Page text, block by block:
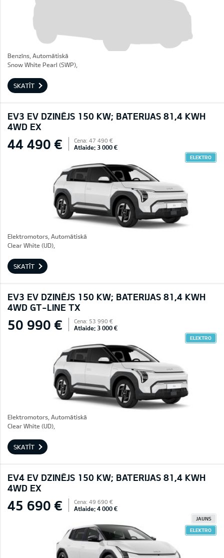
Benzīns, Automātiskā
Snow White Pearl (SWP),
SKATĪT
EV3 EV DZINĒJS 150 KW; BATERIJAS 81,4 KWH
4WD EX
44 490 € Cena: 47 490 €
Atlaide: 3 000 €
ELEKTRO
Elektromotors, Automātiskā
Clear White (UD),
SKATĪT
EV3 EV DZINĒJS 150 KW; BATERIJAS 81,4 KWH
4WD GT-LINE TX
50 990 € Cena: 53 990 €
Atlaide: 3 000 €
ELEKTRO
Elektromotors, Automātiskā
Clear White (UD),
SKATĪT
EV4 EV DZINĒJS 150 KW; BATERIJAS 81,4 KWH
4WD EX
45 690 € Cena: 49 690 €
Atlaide: 4 000 €
JAUNS
ELEKTRO